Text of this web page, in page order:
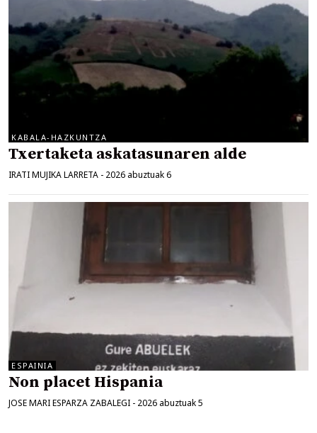
KABALA-HAZKUNTZA
Txertaketa askatasunaren alde
IRATI MUJIKA LARRETA - 2026 abuztuak 6
ESPAINIA
Non placet Hispania
JOSE MARI ESPARZA ZABALEGI - 2026 abuztuak 5